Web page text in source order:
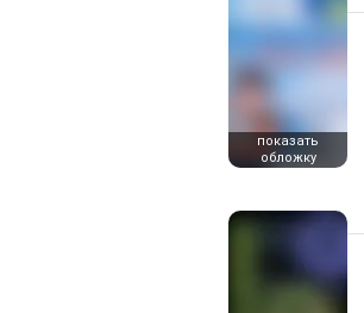
показать
обложку